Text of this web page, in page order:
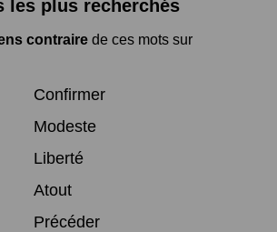
les plus recherchés
contraire de ces mots sur
Confirmer
Modeste
Liberté
Atout
Précéder